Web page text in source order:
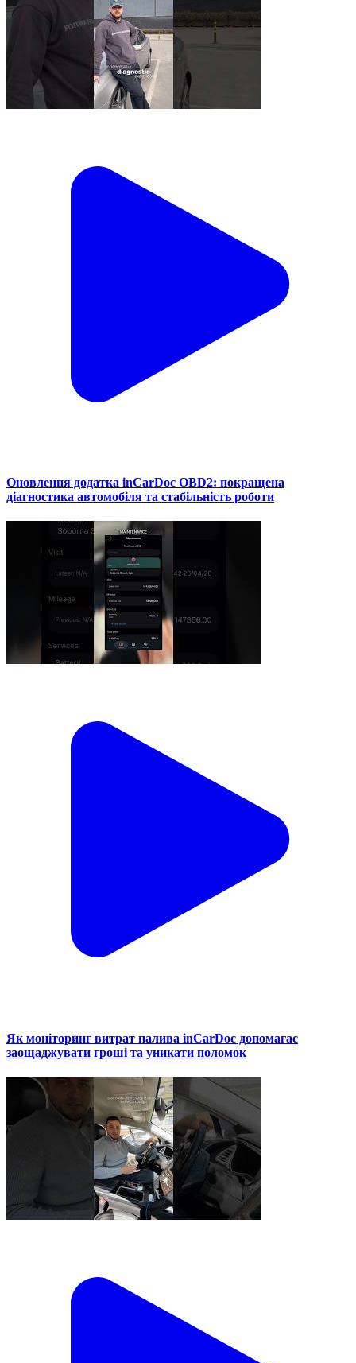
Оновлення додатка inCarDoc OBD2: покращена
діагностика автомобіля та стабільність роботи
Як моніторинг витрат палива inCarDoc допомагає
заощаджувати гроші та уникати поломок